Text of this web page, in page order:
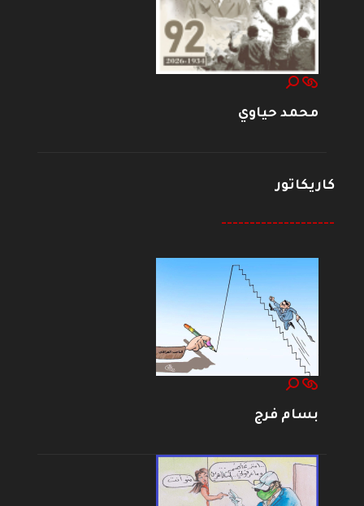
محمد حياوي
كاريكاتور
--------------------
بسام فرج